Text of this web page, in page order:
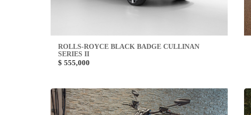
ROLLS-ROYCE BLACK BADGE CULLINAN
SERIES II
$ 555,000